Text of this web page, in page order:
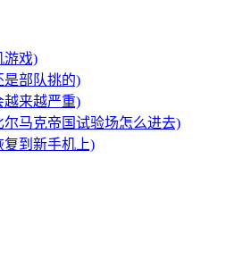
游戏)
是部队挑的)
越来越严重)
尔马克帝国试验场怎么进去)
复到新手机上)